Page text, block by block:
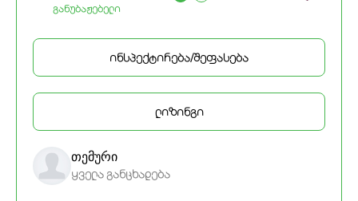
განუბაჟებელი
ინსპექტირება/შეფასება
ლიზინგი
თემური
ყველა განცხადება